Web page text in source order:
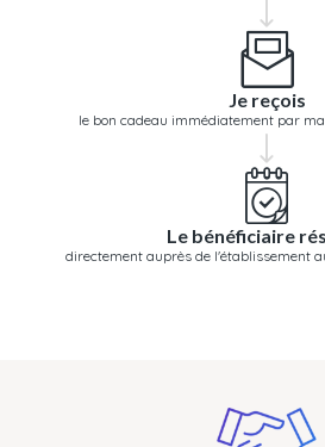
Je reçois
le bon cadeau immédiatement par
Le bénéficiaire
directement auprès de l'établissement